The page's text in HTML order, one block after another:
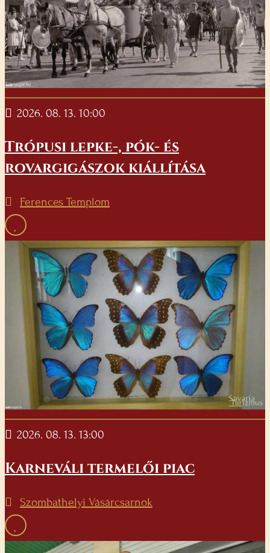
2026. 08. 13. 10:00
Trópusi lepke-, pók- és
rovargigászok kiállítása
Ferences Templom
2026. 08. 13. 13:00
Karneváli termelői piac
Szombathelyi Vásárcsarnok